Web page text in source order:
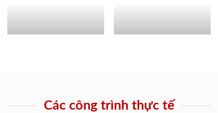
Các công trình thực tế